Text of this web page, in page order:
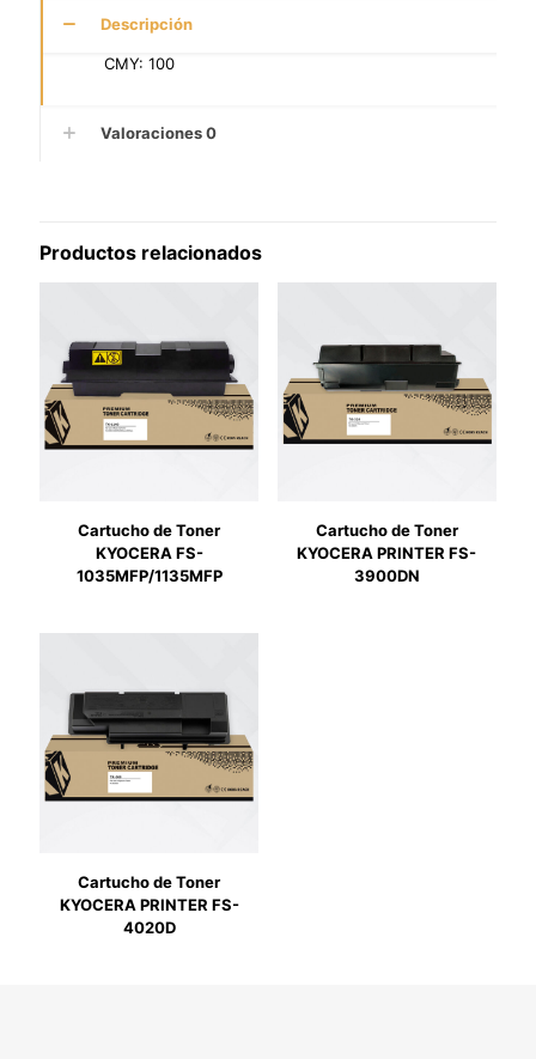
Descripción
CMY: 100
Valoraciones0
Productos relacionados
Cartucho de Toner
KYOCERA FS-
1035MFP/1135MFP
Cartucho de Toner
KYOCERA PRINTER FS-
3900DN
Cartucho de Toner
KYOCERA PRINTER FS-
4020D